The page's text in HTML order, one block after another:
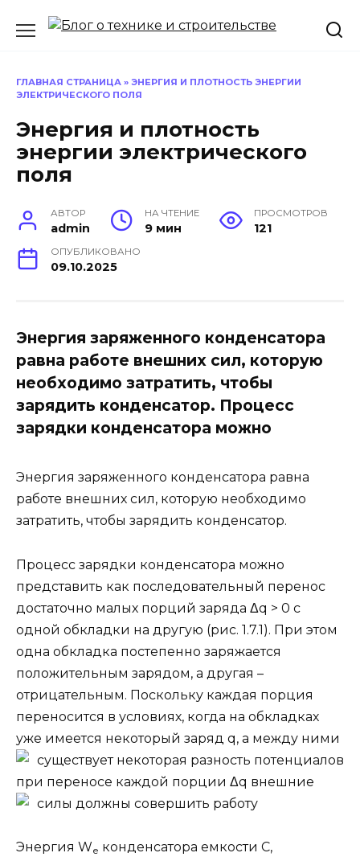
ГЛАВНАЯ СТРАНИЦА » ЭНЕРГИЯ И ПЛОТНОСТЬ ЭНЕРГИИ
ЭЛЕКТРИЧЕСКОГО ПОЛЯ
Энергия и плотность
энергии электрического
поля
АВТОР
admin
НА ЧТЕНИЕ
9 мин
ПРОСМОТРОВ
121
ОПУБЛИКОВАНО
09.10.2025
Энергия заряженного конденсатора
равна работе внешних сил, которую
необходимо затратить, чтобы
зарядить конденсатор. Процесс
зарядки конденсатора можно
Энергия заряженного конденсатора равна
работе внешних сил, которую необходимо
затратить, чтобы зарядить конденсатор.
Процесс зарядки конденсатора можно
представить как последовательный перенос
достаточно малых порций заряда Δq > 0 с
одной обкладки на другую (рис. 1.7.1). При этом
одна обкладка постепенно заряжается
положительным зарядом, а другая –
отрицательным. Поскольку каждая порция
переносится в условиях, когда на обкладках
уже имеется некоторый заряд q, а между ними
существует некоторая разность потенциалов
при переносе каждой порции Δq внешние
силы должны совершить работу
Энергия Wе конденсатора емкости C,